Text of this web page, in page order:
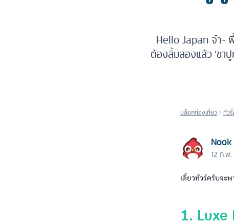
Hello Japan จ๋า~
ต้องลิ้มลองแล้ว ‘ขา
บล็อกท่องเที่ยว ทัว
Nook
12 ก.พ
เดี๋ยวทัวร์ครับจะ
1. Luxe